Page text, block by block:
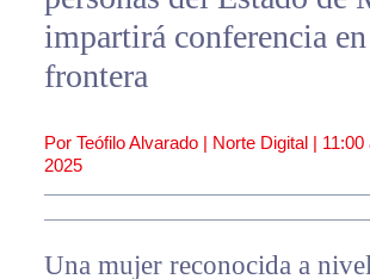
impartirá conferencia en
frontera
Por Teófilo Alvarado | Norte Digital | 11:00
2025
Una mujer reconocida a